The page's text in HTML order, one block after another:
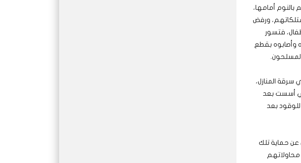
أمامها،
ورفض
فتسور
وأصابوه بقطع
المسلحون.
المنازل،
أسست بعد
بعد
عن حماية تلك
محاولاتهم